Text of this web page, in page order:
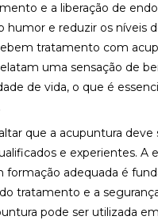
e a liberação de
humor e reduzir os níveis
tratamento com
uma sensação de
de vida, o que é
que a acupuntura deve
e experientes. A
formação adequada é
tratamento e a
pode ser utilizada
PALMILHAS PARA
NECESSIDADES